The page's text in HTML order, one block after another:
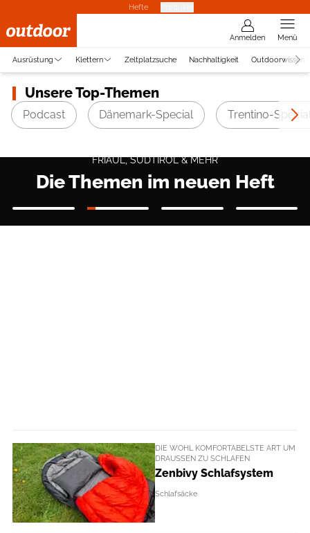
Hefte
Anmelden Menü
Ausrüstung Klettern Zeltplatzsuche Nachhaltigkeit Outdoorwissen
Unsere Top-Themen
Podcast Dänemark-Special Trentino-
FRIAUL, SÜDTIROL & MEHR
Die Themen im neuen Heft
DIE WOHL KOMFORTABELSTE ART UM
DRAUSSEN ZU SCHLAFEN
Zenbivy Schlafsystem
Schlafsäcke